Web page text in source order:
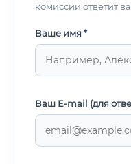
комиссии ответит
Ваше имя *
Ваш E-mail (для